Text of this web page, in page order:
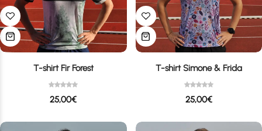
T-shirt Fir Forest
25,00€
T-shirt Simone & Frida
25,00€